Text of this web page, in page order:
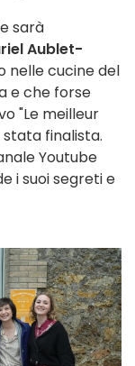
sarà
Aublet-
nelle cucine del
e che forse
"Le meilleur
stata finalista.
Youtube
i suoi segreti e